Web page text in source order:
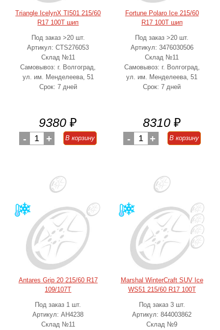
Triangle IcelynX TI501 215/60
R17 100T шип
Под заказ >20 шт.
Артикул: CTS276053
Склад №11
Самовывоз: г. Волгоград,
ул. им. Менделеева, 51
Срок: 7 дней
9380 ₽
- 1 + В корзину
Fortune Polaro Ice 215/60
R17 100T шип
Под заказ >20 шт.
Артикул: 3476030506
Склад №11
Самовывоз: г. Волгоград,
ул. им. Менделеева, 51
Срок: 7 дней
8310 ₽
- 1 + В корзину
Antares Grip 20 215/60 R17
109/107T
Под заказ 1 шт.
Артикул: AH4238
Склад №11
Marshal WinterCraft SUV Ice
WS51 215/60 R17 100T
Под заказ 3 шт.
Артикул: 844003862
Склад №9